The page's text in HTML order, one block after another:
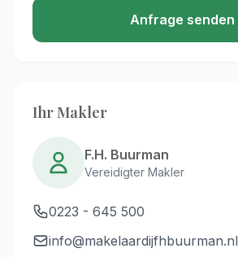
Anfrage senden
Ihr Makler
F.H. Buurman
Vereidigter Makler
0223 - 645 500
info@makelaardijfhbuurman.nl